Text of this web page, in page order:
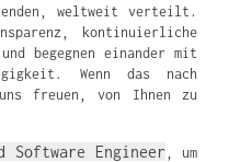
weltweit verteilt.
kontinuierliche
begegnen einander mit
Wenn das nach
freuen, von Ihnen zu
Software Engineer , um